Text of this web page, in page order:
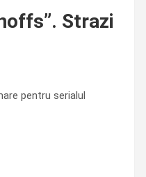
Strazi
pentru serialul